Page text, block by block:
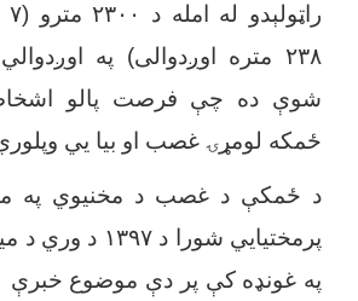
۲۳۸ متره اوږدوالی) په
شوې ده چې فرصت پالو
ځمکه لومړۍ غصب او بیا یي
د ځمکې د غصب د مخنیوي په
په غونډه کې پر دې موضوع خبرې